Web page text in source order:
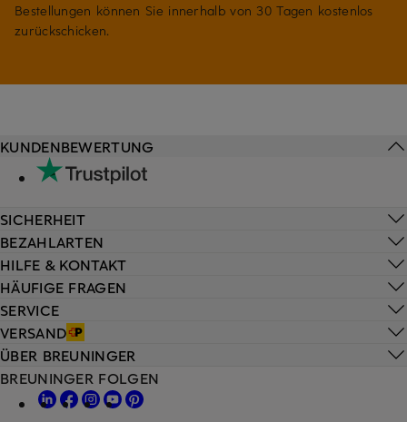
Bestellungen können Sie innerhalb von 30 Tagen kostenlos
zurückschicken.
HILFE & KONTAKT
HÄUFIGE FRAGEN
SERVICE
VERSAND
KUNDENBEWERTUNG
SICHERHEIT
BEZAHLARTEN
ÜBER BREUNINGER
BREUNINGER FOLGEN